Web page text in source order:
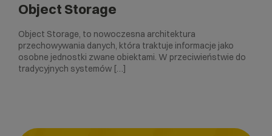
Object Storage
Object Storage, to nowoczesna architektura
przechowywania danych, która traktuje informacje jako
osobne jednostki zwane obiektami. W przeciwieństwie do
tradycyjnych systemów […]